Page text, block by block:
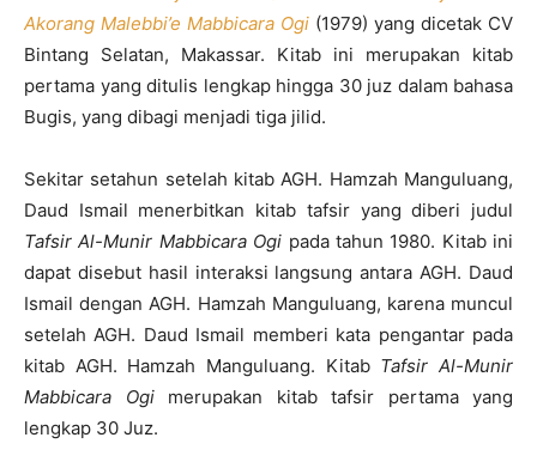
Akorang Malebbi’e Mabbicara Ogi (1979) yang dicetak CV
Bintang Selatan, Makassar. Kitab ini merupakan kitab
pertama yang ditulis lengkap hingga 30 juz dalam bahasa
Bugis, yang dibagi menjadi tiga jilid.
Sekitar setahun setelah kitab AGH. Hamzah Manguluang,
Daud Ismail menerbitkan kitab tafsir yang diberi judul
Tafsir Al-Munir Mabbicara Ogi pada tahun 1980. Kitab ini
dapat disebut hasil interaksi langsung antara AGH. Daud
Ismail dengan AGH. Hamzah Manguluang, karena muncul
setelah AGH. Daud Ismail memberi kata pengantar pada
kitab AGH. Hamzah Manguluang. Kitab Tafsir Al-Munir
Mabbicara Ogi merupakan kitab tafsir pertama yang
lengkap 30 Juz.